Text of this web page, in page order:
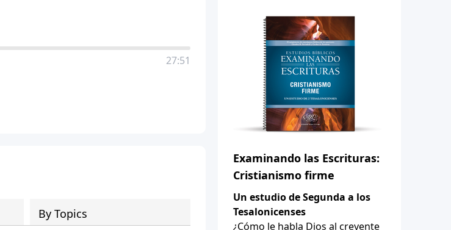
27:51
By Topics
Examinando las Escrituras:
Cristianismo firme
Un estudio de Segunda a los
Tesalonicenses
¿Cómo le habla Dios al creyente